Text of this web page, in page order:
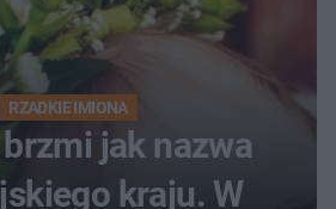
RZADKIE IMIONA
jak nazwa
kraju. W